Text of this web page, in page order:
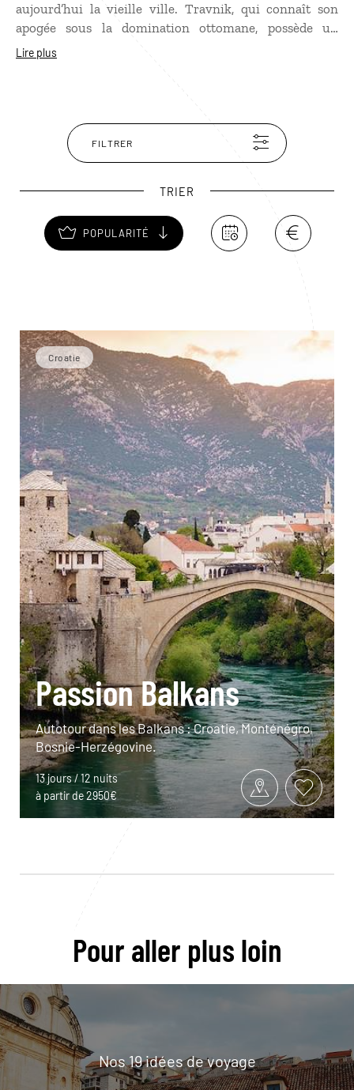
aujourd’hui la vieille ville. Travnik, qui connaît son
apogée sous la domination ottomane, possède un
nombre incroyable de mosquées et de minarets, qui lui
musée que l’on peut visiter. Dans les hauteurs de la
ville, la station de ski de Vlasic offre de très beaux
itinéraires de randonnée en été et au printemps.
Lire plus
FILTRER
TRIER
POPULARITÉ
Croatie
Passion Balkans
Autotour dans les Balkans : Croatie, Monténégro,
Bosnie-Herzégovine.
13 jours / 12 nuits
à partir de 2950€
Pour aller plus loin
Nos 19 idées de voyage